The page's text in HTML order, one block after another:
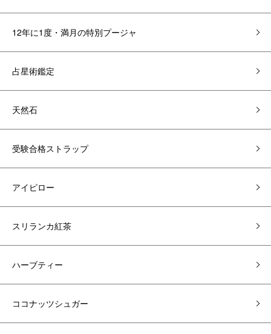
12年に1度・満月の特別プージャ
占星術鑑定
天然石
受験合格ストラップ
アイピロー
スリランカ紅茶
ハーブティー
ココナッツシュガー